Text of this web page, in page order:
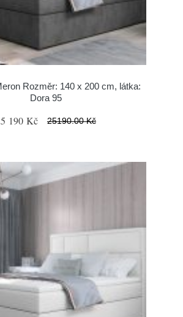
Rozměr: 140 x 200 cm, látka:
Dora 95
190 Kč 25190.00 Kč